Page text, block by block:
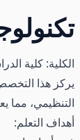
الكلية: كلية
يركز هذا
التنظيمي، مما
أهداف التعلم: